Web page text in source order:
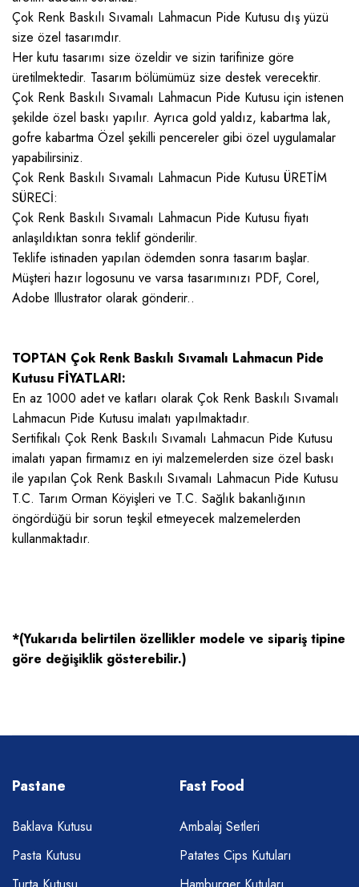
Çok Renk Baskılı Sıvamalı Lahmacun Pide Kutusu dış yüzü
size özel tasarımdır.
Her kutu tasarımı size özeldir ve sizin tarifinize göre
üretilmektedir. Tasarım bölümümüz size destek verecektir.
Çok Renk Baskılı Sıvamalı Lahmacun Pide Kutusu için istenen
şekilde özel baskı yapılır. Ayrıca gold yaldız, kabartma lak,
gofre kabartma Özel şekilli pencereler gibi özel uygulamalar
yapabilirsiniz.
Çok Renk Baskılı Sıvamalı Lahmacun Pide Kutusu ÜRETİM
SÜRECİ:
Çok Renk Baskılı Sıvamalı Lahmacun Pide Kutusu fiyatı
anlaşıldıktan sonra teklif gönderilir.
Teklife istinaden yapılan ödemden sonra tasarım başlar.
Müşteri hazır logosunu ve varsa tasarımınızı PDF, Corel,
Adobe Illustrator olarak gönderir..
TOPTAN Çok Renk Baskılı Sıvamalı Lahmacun Pide
Kutusu FİYATLARI:
En az 1000 adet ve katları olarak Çok Renk Baskılı Sıvamalı
Lahmacun Pide Kutusu imalatı yapılmaktadır.
Sertifikalı Çok Renk Baskılı Sıvamalı Lahmacun Pide Kutusu
imalatı yapan firmamız en iyi malzemelerden size özel baskı
ile yapılan Çok Renk Baskılı Sıvamalı Lahmacun Pide Kutusu
T.C. Tarım Orman Köyişleri ve T.C. Sağlık bakanlığının
öngördüğü bir sorun teşkil etmeyecek malzemelerden
kullanmaktadır.
*(Yukarıda belirtilen özellikler modele ve sipariş tipine
göre değişiklik gösterebilir.)
Pastane
Baklava Kutusu
Pasta Kutusu
Fast Food
Ambalaj Setleri
Patates Cips Kutuları